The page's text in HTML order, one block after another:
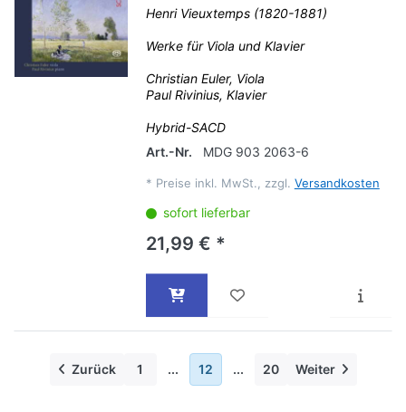
Henri Vieuxtemps (1820-1881)
Werke für Viola und Klavier
Christian Euler, Viola
Paul Rivinius, Klavier
Hybrid-SACD
Art.-Nr.
MDG 903 2063-6
* Preise inkl. MwSt., zzgl. Versandkosten
sofort lieferbar
21,99 € *
Zurück 1 ... 12 ... 20 Weiter